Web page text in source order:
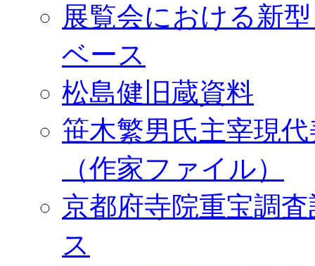
展覧会における新
ベース
松島健旧蔵資料
笹木繁男氏主宰現
（作家ファイル）
京都府寺院重宝調
ス